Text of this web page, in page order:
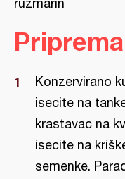
ruzmarin
Priprema
Konzervirano
isecite na
krastavac na
isecite na
semenke.